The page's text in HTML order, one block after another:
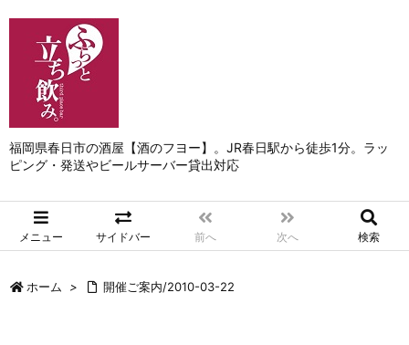
福岡県春日市の酒屋【酒のフヨー】。JR春日駅から徒歩1分。ラッ
ピング・発送やビールサーバー貸出対応
メニュー サイドバー 前へ 次へ 検索
ホーム > 開催ご案内/2010-03-22